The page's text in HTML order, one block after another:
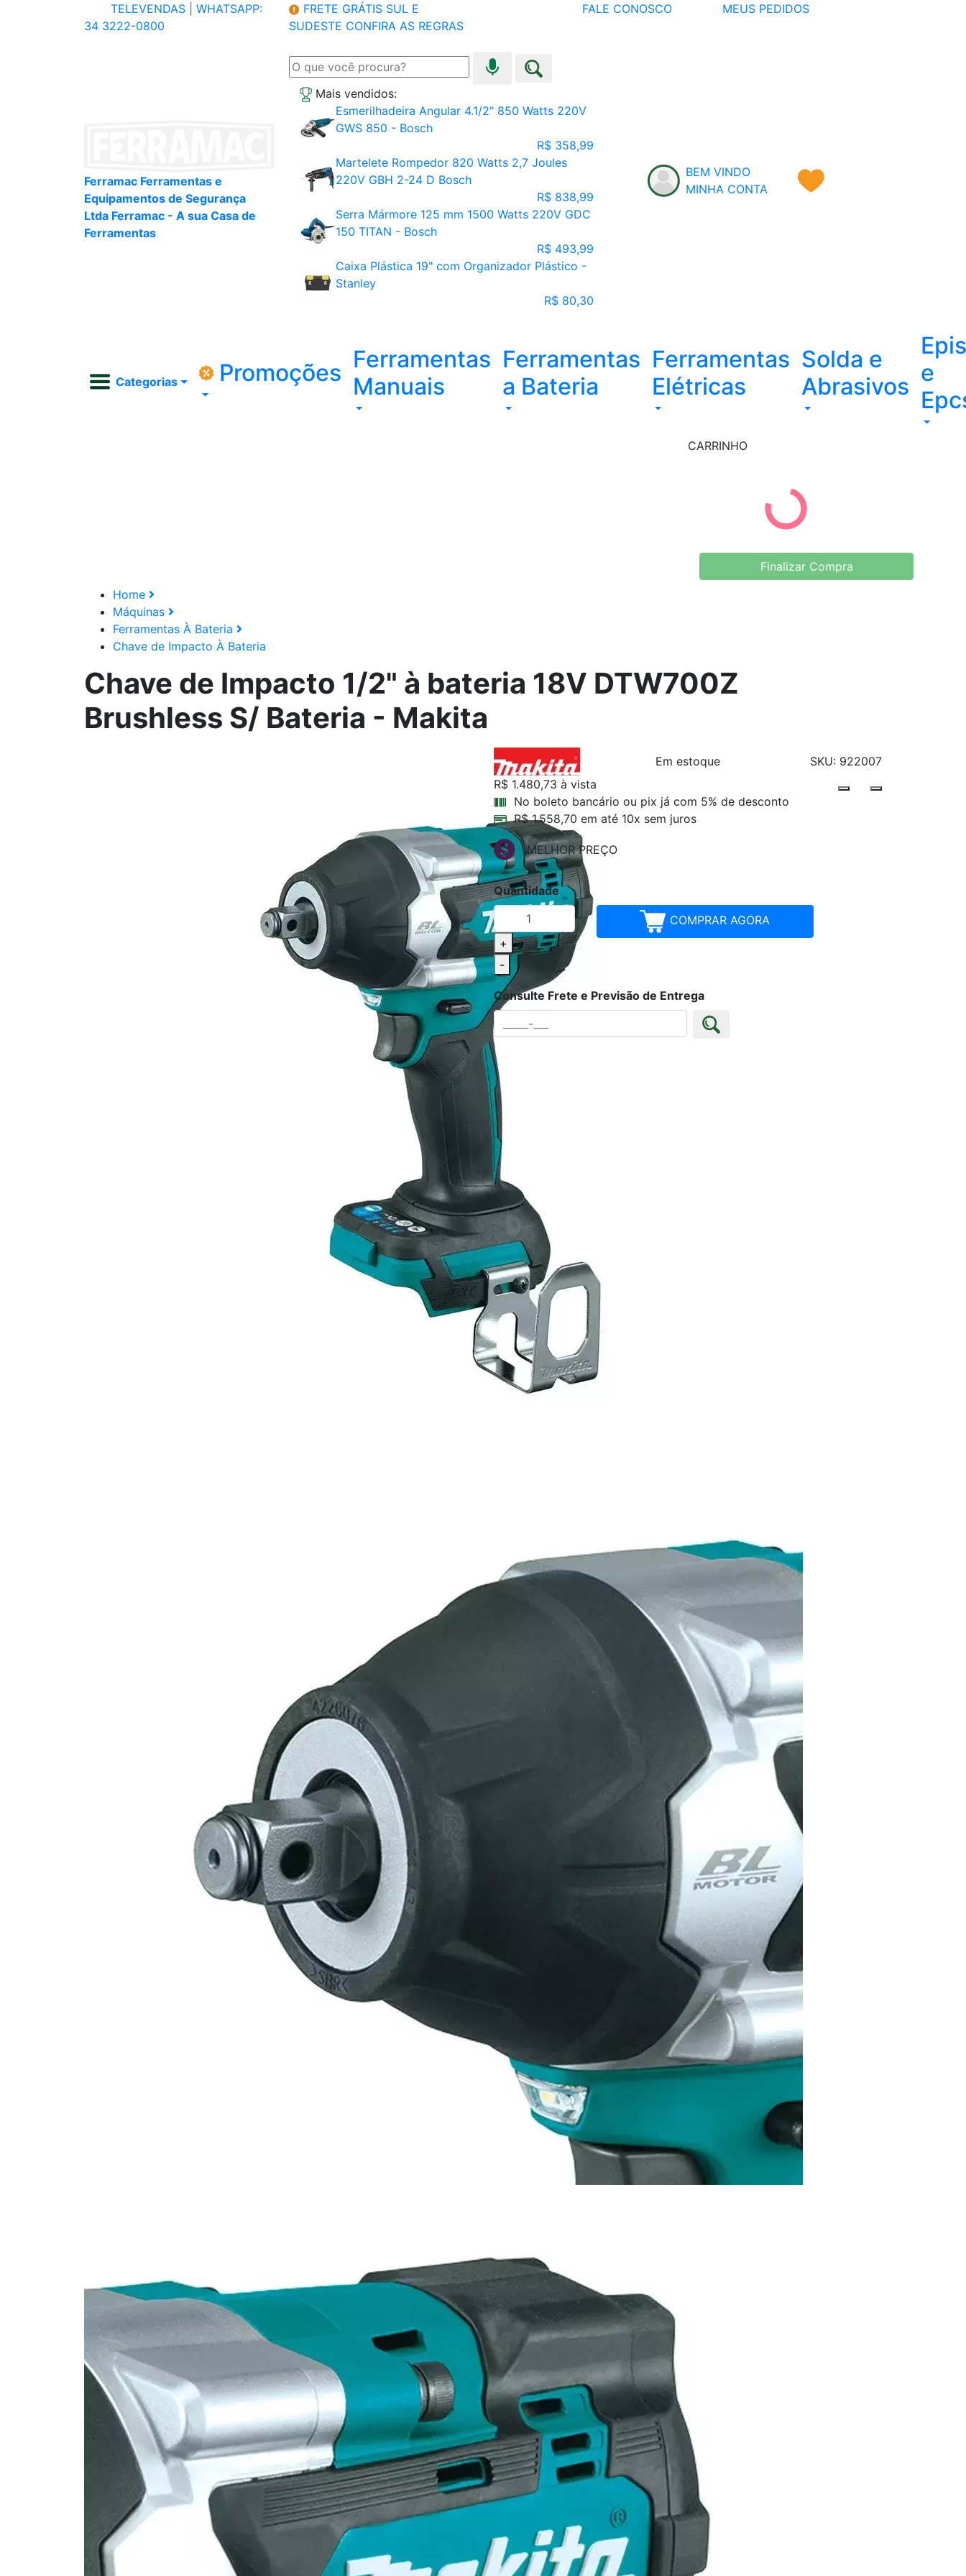
TELEVENDAS |
WHATSAPP:
34 3222-0800
FRETE GRÁTIS SUL E
SUDESTE CONFIRA AS REGRAS
FALE CONOSCO MEUS PEDIDOS
Ferramac Ferramentas e
Equipamentos de Segurança
Ltda Ferramac - A sua Casa de
Ferramentas
Mais vendidos:
Esmerilhadeira Angular 4.1/2" 850 Watts 220V
GWS 850 - Bosch
R$ 358,99
Martelete Rompedor 820 Watts 2,7 Joules
220V GBH 2-24 D Bosch
R$ 838,99
Serra Mármore 125 mm 1500 Watts 220V GDC
150 TITAN - Bosch
R$ 493,99
Caixa Plástica 19" com Organizador Plástico -
Stanley
R$ 80,30
BEM VINDO
MINHA CONTA
Categorias Promoções Ferramentas
Manuais
Ferramentas
a Bateria
Ferramentas
Elétricas
Solda e
Abrasivos
Epis
e
CARRINHO
Finalizar Compra
Home
Máquinas
Ferramentas À Bateria
Chave de Impacto À Bateria
Chave de Impacto 1/2" à bateria 18V DTW700Z
Brushless S/ Bateria - Makita
Em estoque
SKU: 922007
R$ 1.480,73 à vista
No boleto bancário ou pix já com 5% de desconto
R$ 1.558,70 em até 10x sem juros
MELHOR PREÇO
Quantidade
+
-
COMPRAR AGORA
Consulte Frete e Previsão de Entrega